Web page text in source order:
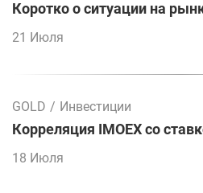
Коротко о ситуации на
21 Июля
GOLD / Инвестиции
Корреляция IMOEX со
18 Июля